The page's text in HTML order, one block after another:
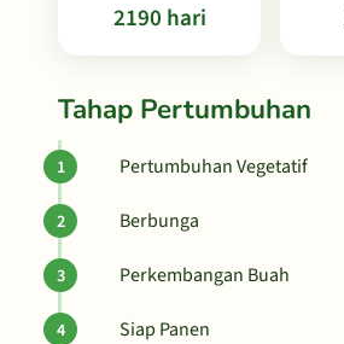
2190 hari
Tahap Pertumbuhan
Pertumbuhan Vegetatif
Berbunga
Perkembangan Buah
Siap Panen